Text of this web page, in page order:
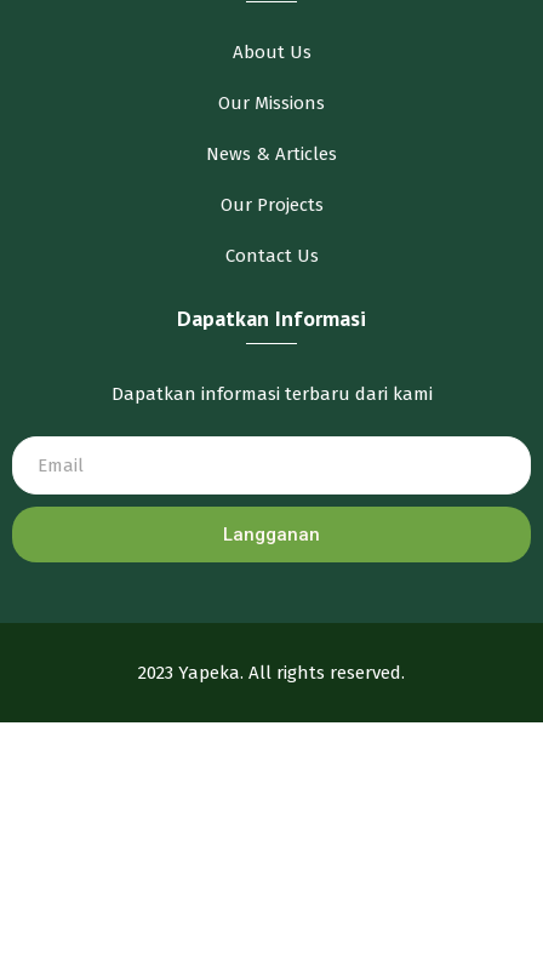
About Us
Our Missions
News & Articles
Our Projects
Contact Us
Dapatkan Informasi
Dapatkan informasi terbaru dari kami
Langganan
2023 Yapeka. All rights reserved.